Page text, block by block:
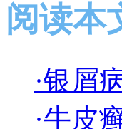
阅读本
·银屑
·牛皮